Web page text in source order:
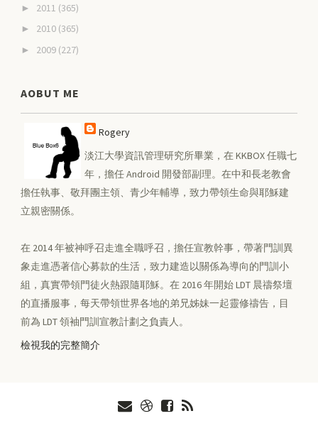
► 2011 (365)
► 2010 (365)
► 2009 (227)
AOBUT ME
Rogery
淡江大學資訊管理研究所畢業，在 KKBOX 任職七
年，擔任 Android 開發部副理。在中和長老教會
擔任執事、敬拜團主領、青少年輔導，致力帶領生命與耶穌建
立親密關係。
在 2014 年被神呼召走進全職呼召，擔任宣教幹事，帶著門訓異
象走進憑著信心募款的生活，致力建造以關係為導向的門訓小
組，真實帶領門徒火熱跟隨耶穌。在 2016 年開始 LDT 晨禱祭壇
的直播服事，每天帶領世界各地的弟兄姊妹一起靈修禱告，目
前為 LDT 領袖門訓宣教計劃之負責人。
檢視我的完整簡介